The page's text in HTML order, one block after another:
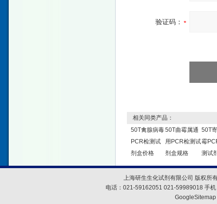
验证码：
相关同类产品：
50T禽腺病毒
PCR检测试
剂盒价格
50T曲霉属通
用PCR检测试
剂盒规格
50T
霉
测试
上海研生生化试剂有限公司 版权所
电话：021-59162051 021-59989018 手
GoogleSitemap